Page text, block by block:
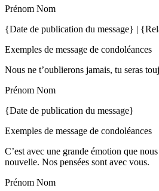
Prénom Nom
{Date de publication du message} |
Exemples de message de condoléances
Nous ne t’oublierons jamais, tu seras
Prénom Nom
{Date de publication du message}
Exemples de message de condoléances
C’est avec une grande émotion que
nouvelle. Nos pensées sont avec vous.
Prénom Nom